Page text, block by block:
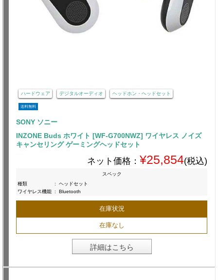
ハードウェア デジタルオーディオ ヘッドホン・ヘッドセット
送料無料
SONY ソニー
INZONE Buds ホワイト [WF-G700NWZ] ワイヤレス ノイズ
キャンセリング ゲーミングヘッドセット
ネット価格： ¥25,854(税込)
スペック
種類
:
ヘッドセット
ワイヤレス機能 : Bluetooth
在庫状況
在庫なし
詳細はこちら